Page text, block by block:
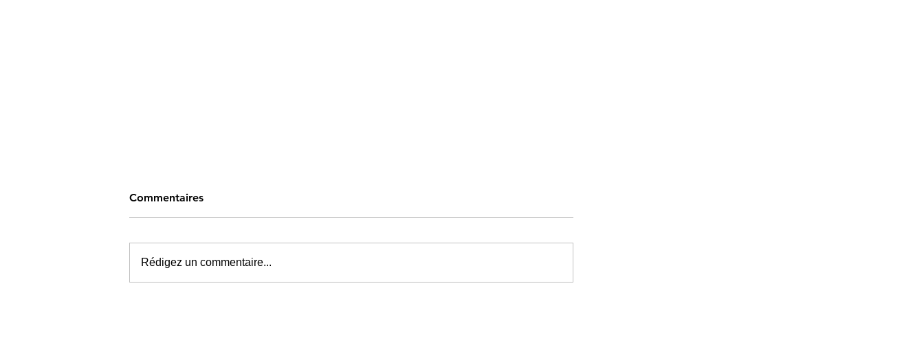
Commentaires
Rédigez un commentaire...